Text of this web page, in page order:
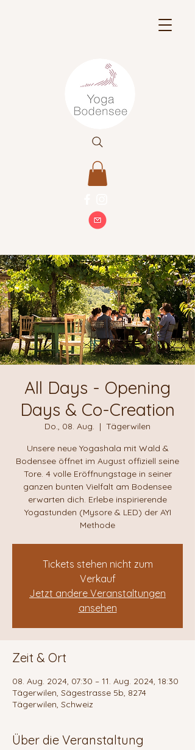
All Days - Opening
Days & Co-Creation
Do., 08. Aug.
  |
Tägerwilen
Unsere neue Yogashala mit Wald &
Bodensee öffnet im August offiziell seine
Tore. 4 volle Eröffnungstage in seiner
ganzen bunten Vielfalt am Bodensee
erwarten dich. Erlebe inspirierende
Yogastunden (Mysore & LED) der AYI
Methode
Tickets stehen nicht zum
Verkauf
Jetzt andere Veranstaltungen
ansehen
Zeit & Ort
08. Aug. 2024, 07:30 – 11. Aug. 2024, 18:30
Tägerwilen, Sägestrasse 5b, 8274
Tägerwilen, Schweiz
Über die Veranstaltung